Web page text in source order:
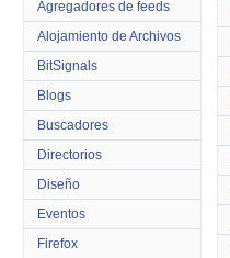
Agregadores de feeds
Alojamiento de Archivos
BitSignals
Blogs
Buscadores
Directorios
Diseño
Eventos
Firefox